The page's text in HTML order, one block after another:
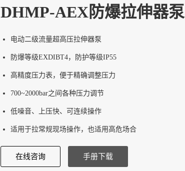
DHMP-AEX防爆拉伸器泵
电动二级流量超高压拉伸器泵
防爆等级EXDIBT4，防护等级IP55
高精度压力表，便于精确调整压力
700~2000bar之间各种压力调节
低噪音、上压快、可连续操作
适用于拉常规现场操作，也适用高危场合
在线咨询 手册下载